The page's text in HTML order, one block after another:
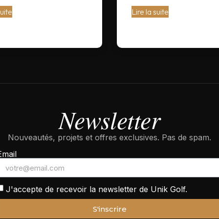
Lire la suite
Newsletter
Nouveautés, projets et offres exclusives. Pas de spam.
J'accepte de recevoir la newsletter de Unik Golf.
S'inscrire